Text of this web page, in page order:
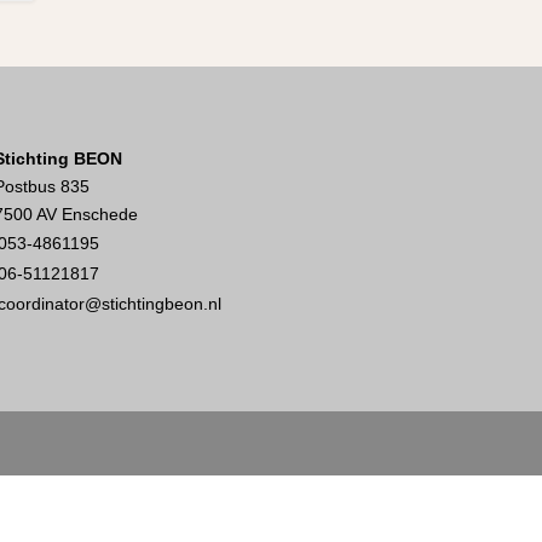
BEON
835
AV Enschede
4861195
51121817